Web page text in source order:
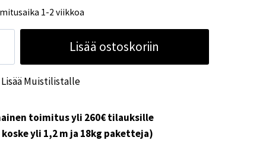
1-2 viikkoa
Lisää ostoskoriin
Lisää Muistilistalle
toimitus yli 260€ tilauksille
koske yli 1,2 m ja 18kg paketteja)